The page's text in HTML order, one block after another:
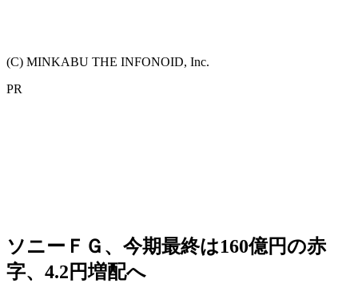
(C) MINKABU THE INFONOID, Inc.
PR
ソニーＦＧ、今期最終は160億円の赤
字、4.2円増配へ